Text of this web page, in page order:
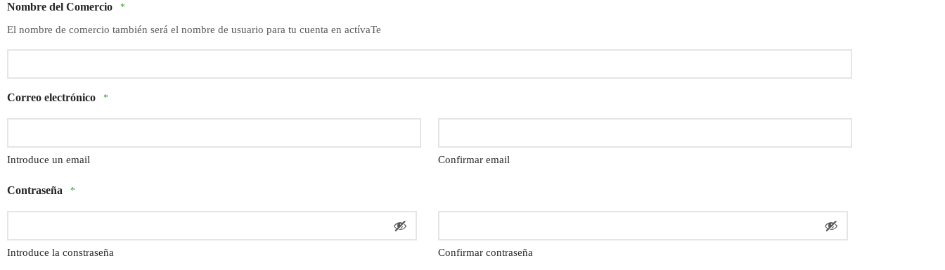
Nombre del Comercio *
El nombre de comercio también será el nombre de usuario para tu cuenta en actívaTe
Correo electrónico *
Introduce un email Confirmar email
Contraseña *
Introduce la constraseña Confirmar contraseña